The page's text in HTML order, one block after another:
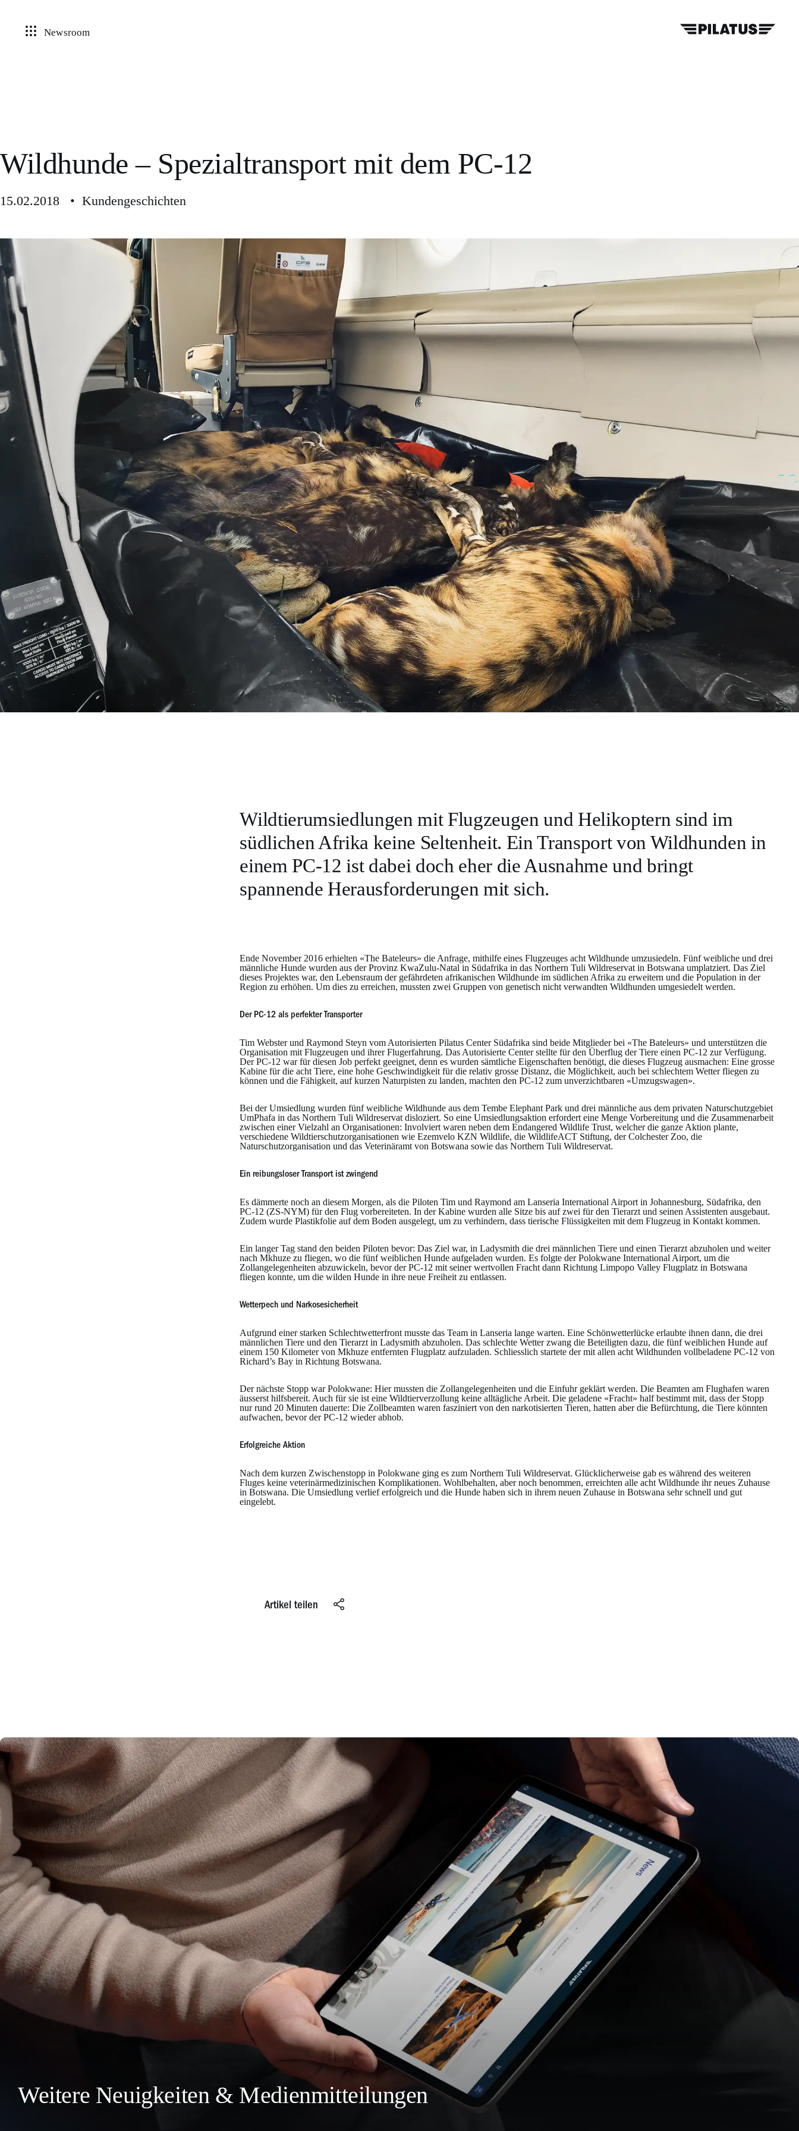
Newsroom
Wildhunde – Spezialtransport mit dem PC-12
15.02.2018 • Kundengeschichten
Wildtierumsiedlungen mit Flugzeugen und Helikoptern sind im
südlichen Afrika keine Seltenheit. Ein Transport von Wildhunden in
einem PC-12 ist dabei doch eher die Ausnahme und bringt
spannende Herausforderungen mit sich.
Ende November 2016 erhielten «The Bateleurs» die Anfrage, mithilfe eines Flugzeuges acht Wildhunde umzusiedeln. Fünf weibliche und drei
männliche Hunde wurden aus der Provinz KwaZulu-Natal in Südafrika in das Northern Tuli Wildreservat in Botswana umplatziert. Das Ziel
dieses Projektes war, den Lebensraum der gefährdeten afrikanischen Wildhunde im südlichen Afrika zu erweitern und die Population in der
Region zu erhöhen. Um dies zu erreichen, mussten zwei Gruppen von genetisch nicht verwandten Wildhunden umgesiedelt werden.
Der PC-12 als perfekter Transporter
Tim Webster und Raymond Steyn vom Autorisierten Pilatus Center Südafrika sind beide Mitglieder bei «The Bateleurs» und unterstützen die
Organisation mit Flugzeugen und ihrer Flugerfahrung. Das Autorisierte Center stellte für den Überflug der Tiere einen PC-12 zur Verfügung.
Der PC-12 war für diesen Job perfekt geeignet, denn es wurden sämtliche Eigenschaften benötigt, die dieses Flugzeug ausmachen: Eine grosse
Kabine für die acht Tiere, eine hohe Geschwindigkeit für die relativ grosse Distanz, die Möglichkeit, auch bei schlechtem Wetter fliegen zu
können und die Fähigkeit, auf kurzen Naturpisten zu landen, machten den PC-12 zum unverzichtbaren «Umzugswagen».
Bei der Umsiedlung wurden fünf weibliche Wildhunde aus dem Tembe Elephant Park und drei männliche aus dem privaten Naturschutzgebiet
UmPhafa in das Northern Tuli Wildreservat disloziert. So eine Umsiedlungsaktion erfordert eine Menge Vorbereitung und die Zusammenarbeit
zwischen einer Vielzahl an Organisationen: Involviert waren neben dem Endangered Wildlife Trust, welcher die ganze Aktion plante,
verschiedene Wildtierschutzorganisationen wie Ezemvelo KZN Wildlife, die WildlifeACT Stiftung, der Colchester Zoo, die
Naturschutzorganisation und das Veterinäramt von Botswana sowie das Northern Tuli Wildreservat.
Ein reibungsloser Transport ist zwingend
Es dämmerte noch an diesem Morgen, als die Piloten Tim und Raymond am Lanseria International Airport in Johannesburg, Südafrika, den
PC-12 (ZS-NYM) für den Flug vorbereiteten. In der Kabine wurden alle Sitze bis auf zwei für den Tierarzt und seinen Assistenten ausgebaut.
Zudem wurde Plastikfolie auf dem Boden ausgelegt, um zu verhindern, dass tierische Flüssigkeiten mit dem Flugzeug in Kontakt kommen.
Ein langer Tag stand den beiden Piloten bevor: Das Ziel war, in Ladysmith die drei männlichen Tiere und einen Tierarzt abzuholen und weiter
nach Mkhuze zu fliegen, wo die fünf weiblichen Hunde aufgeladen wurden. Es folgte der Polokwane International Airport, um die
Zollangelegenheiten abzuwickeln, bevor der PC-12 mit seiner wertvollen Fracht dann Richtung Limpopo Valley Flugplatz in Botswana
fliegen konnte, um die wilden Hunde in ihre neue Freiheit zu entlassen.
Wetterpech und Narkosesicherheit
Aufgrund einer starken Schlechtwetterfront musste das Team in Lanseria lange warten. Eine Schönwetterlücke erlaubte ihnen dann, die drei
männlichen Tiere und den Tierarzt in Ladysmith abzuholen. Das schlechte Wetter zwang die Beteiligten dazu, die fünf weiblichen Hunde auf
einem 150 Kilometer von Mkhuze entfernten Flugplatz aufzuladen. Schliesslich startete der mit allen acht Wildhunden vollbeladene PC-12 von
Richard’s Bay in Richtung Botswana.
Der nächste Stopp war Polokwane: Hier mussten die Zollangelegenheiten und die Einfuhr geklärt werden. Die Beamten am Flughafen waren
äusserst hilfsbereit. Auch für sie ist eine Wildtierverzollung keine alltägliche Arbeit. Die geladene «Fracht» half bestimmt mit, dass der Stopp
nur rund 20 Minuten dauerte: Die Zollbeamten waren fasziniert von den narkotisierten Tieren, hatten aber die Befürchtung, die Tiere könnten
aufwachen, bevor der PC-12 wieder abhob.
Erfolgreiche Aktion
Nach dem kurzen Zwischenstopp in Polokwane ging es zum Northern Tuli Wildreservat. Glücklicherweise gab es während des weiteren
Fluges keine veterinärmedizinischen Komplikationen. Wohlbehalten, aber noch benommen, erreichten alle acht Wildhunde ihr neues Zuhause
in Botswana. Die Umsiedlung verlief erfolgreich und die Hunde haben sich in ihrem neuen Zuhause in Botswana sehr schnell und gut
eingelebt.
Artikel teilen
Weitere Neuigkeiten & Medienmitteilungen